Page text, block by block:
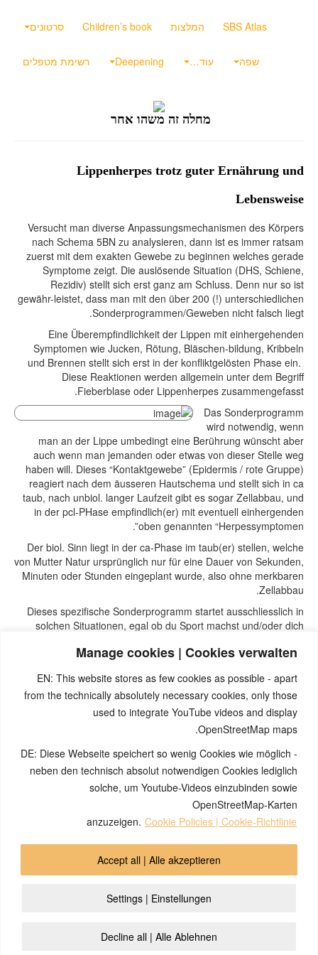
Manage cookies | Cookies verwalten
EN: This website stores as few cookies as possible - apart
from the technically absolutely necessary cookies, only those
used to integrate YouTube videos and display
OpenStreetMap maps.
DE: Diese Webseite speichert so wenig Cookies wie möglich -
neben den technisch absolut notwendigen Cookies lediglich
solche, um Youtube-Videos einzubinden sowie
OpenStreetMap-Karten
anzuzeigen. Cookie Policies | Cookie-Richtlinie
Settings | Einstellungen
Decline all | Alle Ablehnen
Accept all | Alle akzeptieren
סרטונים Children’s book המלצות SBS Atlas
רשימת מטפלים Deepening עוד… שפה
מחלה זה משהו אחר
Lippenherpes trotz guter Ernährung und
Lebensweise
Versucht man diverse Anpassungsmechanismen des Körpers
nach Schema 5BN zu analysieren, dann ist es immer ratsam
zuerst mit dem exakten Gewebe zu beginnen welches gerade
Symptome zeigt. Die auslösende Situation (DHS, Schiene,
Rezidiv) stellt sich erst ganz am Schluss. Denn nur so ist
gewähr-leistet, dass man mit den über 200 (!) unterschiedlichen
Sonderprogrammen/Geweben nicht falsch liegt.
Eine Überempfindlichkeit der Lippen mit einhergehenden
Symptomen wie Jucken, Rötung, Bläschen-bildung, Kribbeln
und Brennen stellt sich erst in der konfliktgelösten Phase ein.
Diese Reaktionen werden allgemein unter dem Begriff
Fieberblase oder Lippenherpes zusammengefasst.
Das Sonderprogramm
wird notwendig, wenn
man an der Lippe umbedingt eine Berührung wünscht aber
auch wenn man jemanden oder etwas von dieser Stelle weg
haben will. Dieses “Kontaktgewebe” (Epidermis / rote Gruppe)
reagiert nach dem äusseren Hautschema und stellt sich in ca
taub, nach unbiol. langer Laufzeit gibt es sogar Zellabbau, und
in der pcl-PHase empfindlich(er) mit eventuell einhergenden
oben genannten “Herpessymptomen”.
Der biol. Sinn liegt in der ca-Phase im taub(er) stellen, welche
von Mutter Natur ursprünglich nur für eine Dauer von Sekunden,
Minuten oder Stunden eingeplant wurde, also ohne merkbaren
Zellabbau.
Dieses spezifische Sonderprogramm startet ausschliesslich in
solchen Situationen, egal ob du Sport machst und/oder dich
biol. Überlebens-programm mit konkretem Auslöser und
Rücksicht. Es zählt nur die Funktion des Gewebes und die
mögliche Reaktion auf ein DHS nach gleich-bleibendem Schema
Neu- oder Althirn. Ob ein Zusammenhang mit dem Kuchen im
Biocafe besteht ist so nicht zu beantworten. Das Kribbeln
beginnt aber immer erst in der Lösungsphase. Entweder hat
man die Situation real gelöst oder sie wurde einfach spontan
gegenstandslos (“egal”). Nicht zu vergessen sind die
sogenannten Schienen (spezielle Begleitumstände), die ein SBS
immer wieder unbewusst reaktivieren können.
© 2026 by Ingmar Marquardt
Overview Hebrew
הפקה מדיניות פרטיות